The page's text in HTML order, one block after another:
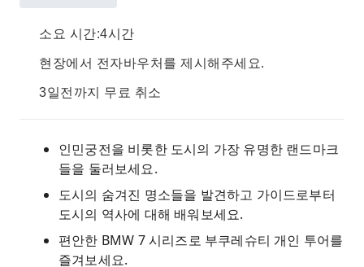
소요 시간:4시간
현장에서 전자바우처를 제시해주세요.
3일전까지 무료 취소
인민궁전을 비롯한 도시의 가장 유명한 랜드마크
들을 둘러보세요.
도시의 숨겨진 명소들을 발견하고 가이드로부터
도시의 역사에 대해 배워보세요.
편안한 BMW 7 시리즈로 부쿠레슈티 개인 투어를
즐겨보세요.